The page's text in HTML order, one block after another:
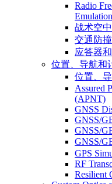
Radio
Emulation
战术空
交通防
应答器
位置、导航和
位置、
Assured
(APNT)
GNSS
GNSS/
GNSS/
GNSS/
GPS
RF
Resilient